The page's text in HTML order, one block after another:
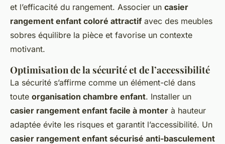
et l’efficacité du rangement. Associer un casier
rangement enfant coloré attractif avec des meubles
sobres équilibre la pièce et favorise un contexte
motivant.
Optimisation de la sécurité et de l’accessibilité
La sécurité s’affirme comme un élément-clé dans
toute organisation chambre enfant. Installer un
casier rangement enfant facile à monter à hauteur
adaptée évite les risques et garantit l’accessibilité. Un
casier rangement enfant sécurisé anti-basculement